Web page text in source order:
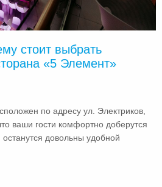
стоит выбрать
«5 Элемент»
по адресу ул. Электриков,
ваши гости комфортно доберутся
довольны удобной